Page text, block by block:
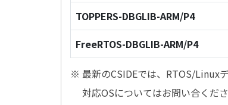
TOPPERS-DBGLIB-ARM/P4
FreeRTOS-DBGLIB-ARM/P4
※ 最新のCSIDEでは、RTOS/Linux
対応OSについてはお問い合くださ